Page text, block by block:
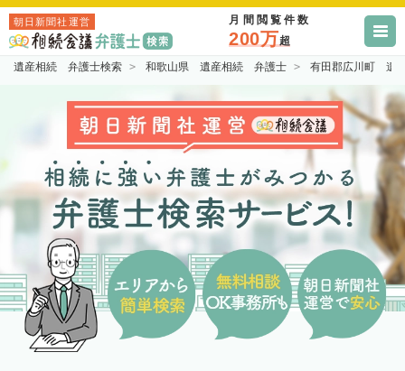
朝日新聞社運営 月間閲覧件数
200万超
遺産相続 弁護士検索 和歌山県 遺産相続 弁護士 有田郡広川町 遺